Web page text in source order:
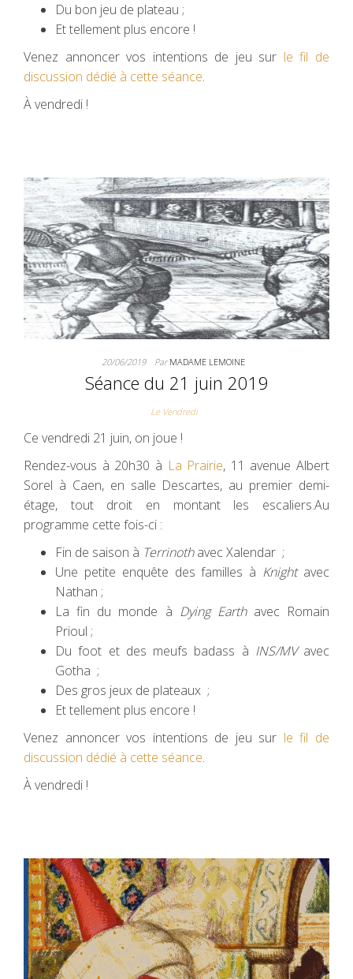
Du bon jeu de plateau ;
Et tellement plus encore !
Venez annoncer vos intentions de jeu sur le fil de
discussion dédié à cette séance.
À vendredi !
20/06/2019 ParMADAME LEMOINE
Séance du 21 juin 2019
Le Vendredi
Ce vendredi 21 juin, on joue !
Rendez-vous à 20h30 à La Prairie, 11 avenue Albert
Sorel à Caen, en salle Descartes, au premier demi-
étage, tout droit en montant les escaliers.Au
programme cette fois-ci :
Fin de saison à Terrinothavec Xalendar ;
Une petite enquête des familles à Knightavec
Nathan ;
La fin du monde à Dying Earthavec Romain
Prioul ;
Du foot et des meufs badass à INS/MVavec
Gotha ;
Des gros jeux de plateaux ;
Et tellement plus encore !
Venez annoncer vos intentions de jeu sur le fil de
discussion dédié à cette séance.
À vendredi !